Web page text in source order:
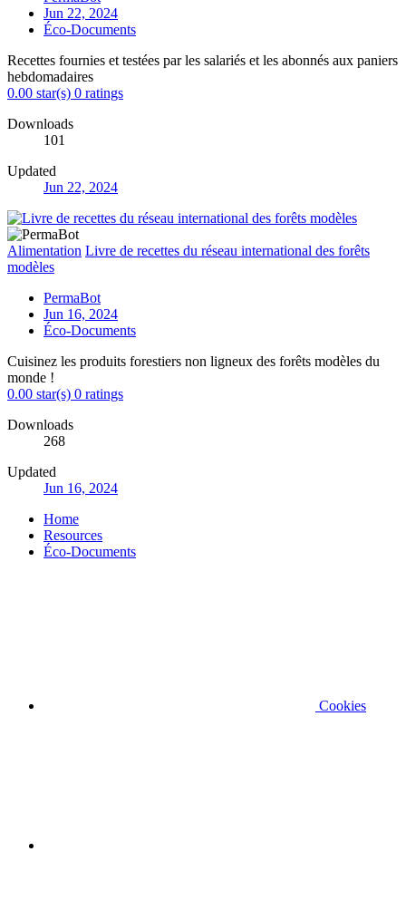
Jun 22, 2024
Éco-Documents
Recettes fournies et testées par les salariés et les abonnés aux paniers
hebdomadaires
0.00 star(s) 0 ratings
Downloads
101
Updated
Jun 22, 2024
Alimentation Livre de recettes du réseau international des forêts
modèles
PermaBot
Jun 16, 2024
Éco-Documents
Cuisinez les produits forestiers non ligneux des forêts modèles du
monde !
0.00 star(s) 0 ratings
Downloads
268
Updated
Jun 16, 2024
Home
Resources
Éco-Documents
Cookies